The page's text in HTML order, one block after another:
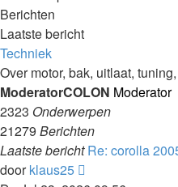
Berichten
Laatste bericht
Techniek
Over motor, bak, uitlaat,
ModeratorCOLON Moderator
2323 Onderwerpen
21279 Berichten
Laatste bericht Re: corolla
doorklaus25